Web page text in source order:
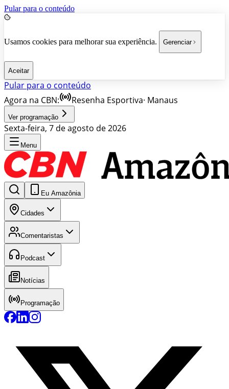
Pular para o conteúdo
Usamos cookies para melhorar sua experiência. Gerenciar
Aceitar
Pular para o conteúdo
Agora na CBN:
Resenha Esportiva· Manaus
Ver programação
Sexta-feira, 7 de agosto de 2026
Menu
Eu Amazônia
Cidades
Comentaristas
Podcast
Notícias
Programação